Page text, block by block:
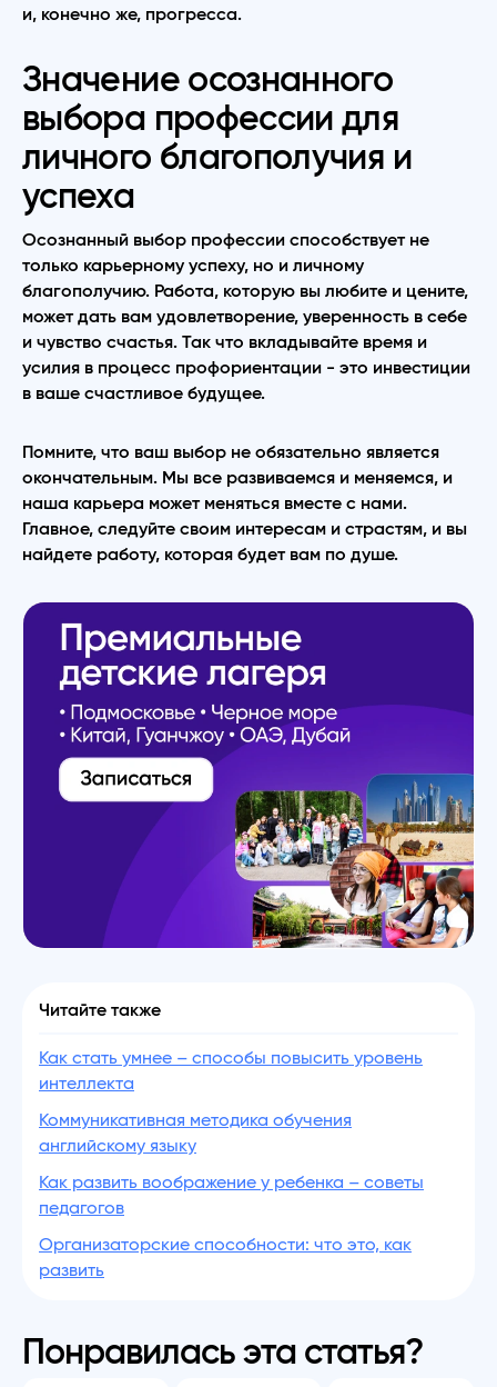
и, конечно же, прогресса.
Значение осознанного
выбора профессии для
личного благополучия и
успеха
Осознанный выбор профессии способствует не
только карьерному успеху, но и личному
благополучию. Работа, которую вы любите и цените,
может дать вам удовлетворение, уверенность в себе
и чувство счастья. Так что вкладывайте время и
усилия в процесс профориентации - это инвестиции
в ваше счастливое будущее.
Помните, что ваш выбор не обязательно является
окончательным. Мы все развиваемся и меняемся, и
наша карьера может меняться вместе с нами.
Главное, следуйте своим интересам и страстям, и вы
найдете работу, которая будет вам по душе.
Читайте также
Как стать умнее – способы повысить уровень
интеллекта
Коммуникативная методика обучения
английскому языку
Как развить воображение у ребенка – советы
педагогов
Организаторские способности: что это, как
развить
Понравилась эта статья?